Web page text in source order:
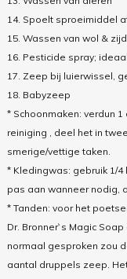
14. Spoelt sproeimiddel
15. Wassen van wol &
16. Pesticide spray;
17. Zeep bij luierwissel,
18. Babyzeep
* Schoonmaken: verdun
reiniging , deel het in
smerige/vettige taken.
* Kledingwas: gebruik 1/
pas aan wanneer nodig,
* Tanden: voor het
Dr. Bronner`s Magic
normaal gesproken zou
aantal druppels zeep.